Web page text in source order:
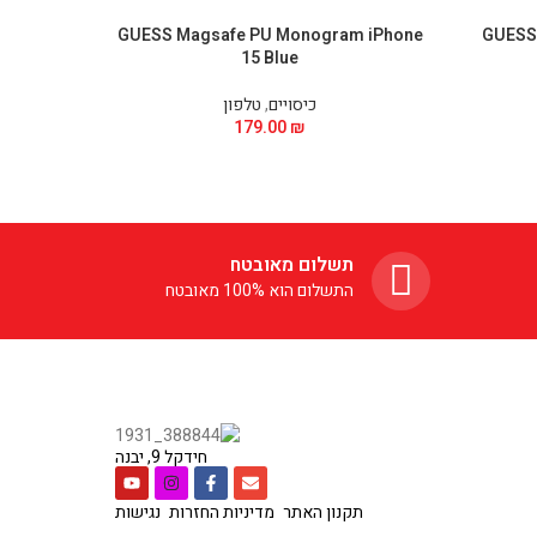
GUESS Magsafe PU Monogram iPhone
15 Blue
כיסויים,טלפון
179.00₪
תשלום מאובטח
התשלום הוא 100% מאובטח
חידקל 9, יבנה
תקנון האתר מדיניות החזרות נגישות